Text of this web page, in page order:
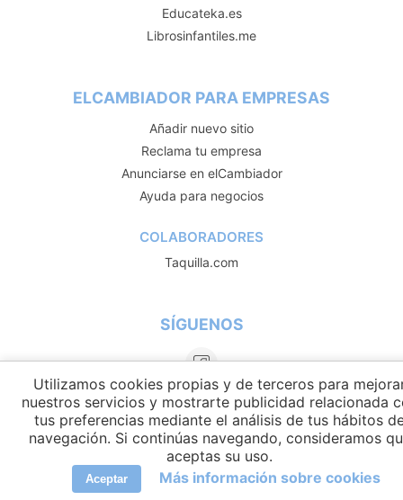
Educateka.es
Librosinfantiles.me
ELCAMBIADOR PARA EMPRESAS
Añadir nuevo sitio
Reclama tu empresa
Anunciarse en elCambiador
Ayuda para negocios
COLABORADORES
Taquilla.com
SÍGUENOS
Utilizamos cookies propias y de terceros para
nuestros servicios y mostrarte publicidad relacionada
tus preferencias mediante el análisis de tus hábitos
navegación. Si continúas navegando, consideramos
aceptas su uso.
Aceptar Más información sobre cookies